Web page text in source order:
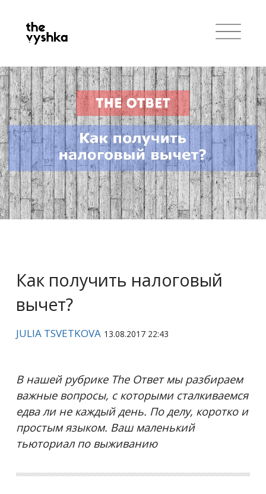
Как получить налоговый
вычет?
JULIA TSVETKOVA 13.08.2017 22:43
В нашей рубрике The Ответ мы разбираем
важные вопросы, с которыми сталкиваемся
едва ли не каждый день. По делу, коротко и
простым языком. Ваш маленький
тьюториал по выживанию